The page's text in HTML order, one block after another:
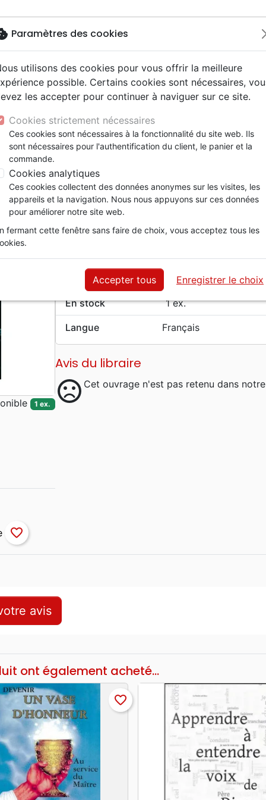
NouveautésBibles
courant
Français fondamental
Autres versions
Bibles d'étude
Bibles audio
Livres
société, politique
adoration, louange
santé
Famille, couple
Israël, Messianique
Evangelisation
Témoignages, biographies
Jeunesse
ans
jeunes
Enseignement jeunesse
Livres d'activités
CD Jeunesse
de fête
Jeunesse
Compilations
Recueils et partitions
vraies, témoignages
reportages
Concerts, spectacles
Enseignement, conférences
cadeaux
Accessoires de Bible
relation d'aide
CACHEE DES TROUBLES DANS LA VIE DU CHRETIEN
MALEDICTIONS NON BRISEES
TROUBLES DANS LA VIE DU
Rebecca Brown
RéférenceRDR9095 EAN9782952790956
Détails du produit
EAN / ISBN
9782952790956
Editeur
Roi des Rois
Poids
En stock
1 ex.
Langue Français
Avis du libraire
sentiment_dissatisfied Cet ouvrage n'est pas retenu dans
1 ex.
favorite_border
avis
ont également acheté...
favorite_border
Paramètres des cookies
utilisons des cookies pour vous offrir la meilleure
possible. Certains cookies sont nécessaires,
les accepter pour continuer à naviguer sur ce site.
Cookies strictement nécessaires
Ces cookies sont nécessaires à la fonctionnalité du site web. Ils
sont nécessaires pour l'authentification du client, le panier et la
commande.
Cookies analytiques
Ces cookies collectent des données anonymes sur les visites, les
appareils et la navigation. Nous nous appuyons sur ces données
pour améliorer notre site web.
fermant cette fenêtre sans faire de choix, vous acceptez tous les
Accepter tous Enregistrer le choix